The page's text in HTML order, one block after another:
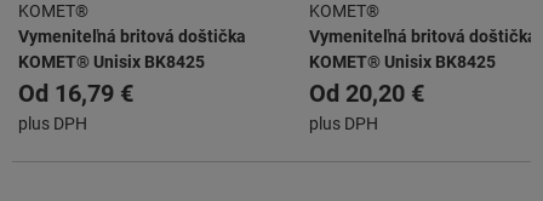
KOMET®
Vymeniteľná britová doštička
KOMET® Unisix BK8425
Od 16,79 €
plus DPH
KOMET®
Vymeniteľná britová doštička
KOMET® Unisix BK8425
Od 20,20 €
plus DPH